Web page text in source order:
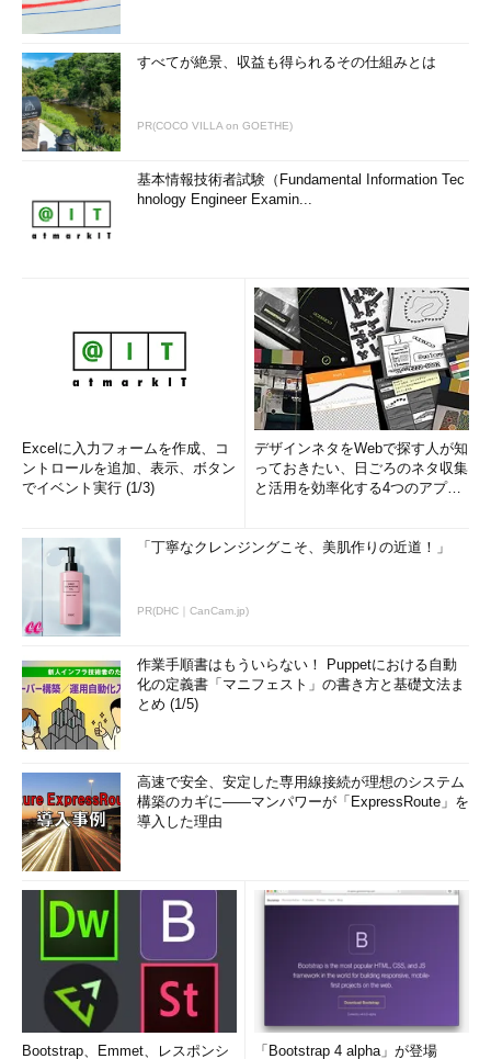
すべてが絶景、収益も得られるその仕組みとは
PR(COCO VILLA on GOETHE)
基本情報技術者試験（Fundamental Information Tec
hnology Engineer Examin...
Excelに入力フォームを作成、コ
ントロールを追加、表示、ボタン
でイベント実行 (1/3)
デザインネタをWebで探す人が知
っておきたい、日ごろのネタ収集
と活用を効率化する4つのアプリ
「丁寧なクレンジングこそ、美肌作りの近道！」
PR(DHC｜CanCam.jp)
作業手順書はもういらない！ Puppetにおける自動
化の定義書「マニフェスト」の書き方と基礎文法ま
とめ (1/5)
高速で安全、安定した専用線接続が理想のシステム
構築のカギに――マンパワーが「ExpressRoute」を
導入した理由
Bootstrap、Emmet、レスポンシ
「Bootstrap 4 alpha」が登場